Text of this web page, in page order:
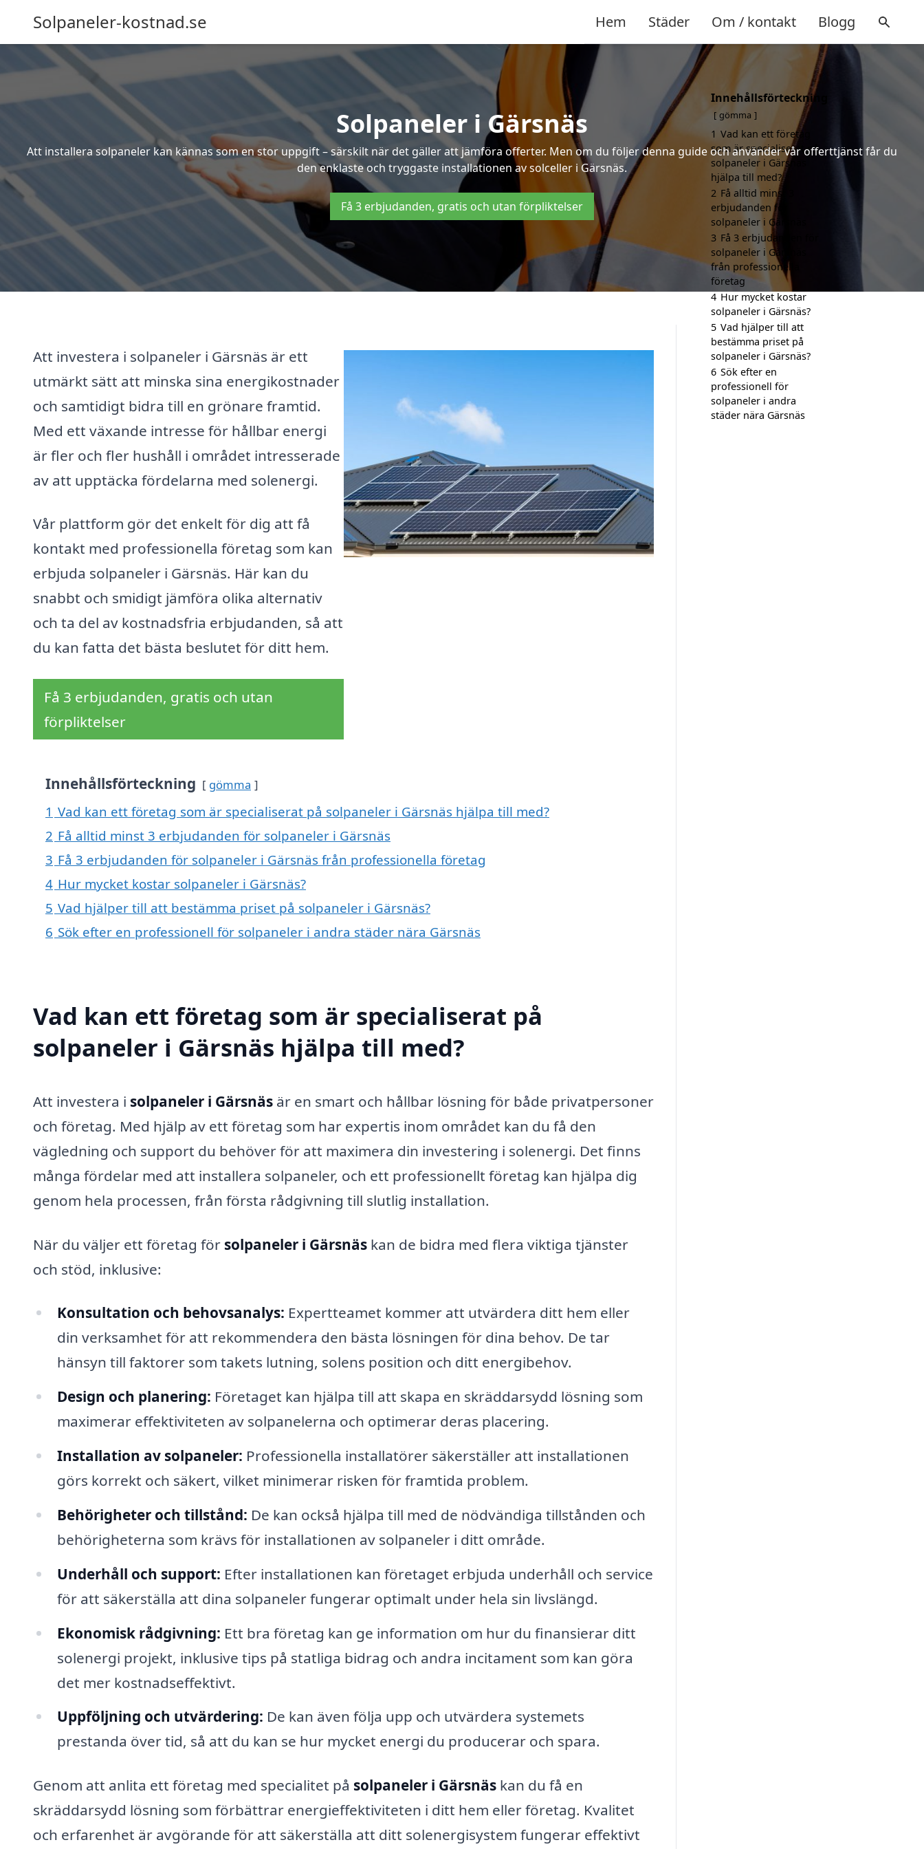
Solpaneler-kostnad.se Hem Städer Om / kontakt Blogg
Solpaneler i Gärsnäs
Att installera solpaneler kan kännas som en stor uppgift – särskilt när det gäller att jämföra offerter. Men om du följer denna guide och använder vår offerttjänst får du
den enklaste och tryggaste installationen av solceller i Gärsnäs.
Få 3 erbjudanden, gratis och utan förpliktelser
Att investera i solpaneler i Gärsnäs är ett
utmärkt sätt att minska sina energikostnader
och samtidigt bidra till en grönare framtid.
Med ett växande intresse för hållbar energi
är fler och fler hushåll i området intresserade
av att upptäcka fördelarna med solenergi.
Vår plattform gör det enkelt för dig att få
kontakt med professionella företag som kan
erbjuda solpaneler i Gärsnäs. Här kan du
snabbt och smidigt jämföra olika alternativ
och ta del av kostnadsfria erbjudanden, så att
du kan fatta det bästa beslutet för ditt hem.
Få 3 erbjudanden, gratis och utan
förpliktelser
Innehållsförteckning gömma
1 Vad kan ett företag som är specialiserat på solpaneler i Gärsnäs hjälpa till med?
2 Få alltid minst 3 erbjudanden för solpaneler i Gärsnäs
3 Få 3 erbjudanden för solpaneler i Gärsnäs från professionella företag
4 Hur mycket kostar solpaneler i Gärsnäs?
5 Vad hjälper till att bestämma priset på solpaneler i Gärsnäs?
6 Sök efter en professionell för solpaneler i andra städer nära Gärsnäs
Vad kan ett företag som är specialiserat på
solpaneler i Gärsnäs hjälpa till med?
Att investera i solpaneler i Gärsnäs är en smart och hållbar lösning för både privatpersoner
och företag. Med hjälp av ett företag som har expertis inom området kan du få den
vägledning och support du behöver för att maximera din investering i solenergi. Det finns
många fördelar med att installera solpaneler, och ett professionellt företag kan hjälpa dig
genom hela processen, från första rådgivning till slutlig installation.
När du väljer ett företag för solpaneler i Gärsnäs kan de bidra med flera viktiga tjänster
och stöd, inklusive:
Konsultation och behovsanalys: Expertteamet kommer att utvärdera ditt hem eller
din verksamhet för att rekommendera den bästa lösningen för dina behov. De tar
hänsyn till faktorer som takets lutning, solens position och ditt energibehov.
Design och planering: Företaget kan hjälpa till att skapa en skräddarsydd lösning som
maximerar effektiviteten av solpanelerna och optimerar deras placering.
Installation av solpaneler: Professionella installatörer säkerställer att installationen
görs korrekt och säkert, vilket minimerar risken för framtida problem.
Behörigheter och tillstånd: De kan också hjälpa till med de nödvändiga tillstånden och
behörigheterna som krävs för installationen av solpaneler i ditt område.
Underhåll och support: Efter installationen kan företaget erbjuda underhåll och service
för att säkerställa att dina solpaneler fungerar optimalt under hela sin livslängd.
Ekonomisk rådgivning: Ett bra företag kan ge information om hur du finansierar ditt
solenergi projekt, inklusive tips på statliga bidrag och andra incitament som kan göra
det mer kostnadseffektivt.
Uppföljning och utvärdering: De kan även följa upp och utvärdera systemets
prestanda över tid, så att du kan se hur mycket energi du producerar och spara.
Genom att anlita ett företag med specialitet på solpaneler i Gärsnäs kan du få en
skräddarsydd lösning som förbättrar energieffektiviteten i ditt hem eller företag. Kvalitet
och erfarenhet är avgörande för att säkerställa att ditt solenergisystem fungerar effektivt
Innehållsförteckning
gömma
1 Vad kan ett företag
som är specialiserat på
solpaneler i Gärsnäs
hjälpa till med?
2 Få alltid minst 3
erbjudanden för
solpaneler i Gärsnäs
3 Få 3 erbjudanden för
solpaneler i Gärsnäs
från professionella
företag
4 Hur mycket kostar
solpaneler i Gärsnäs?
5 Vad hjälper till att
bestämma priset på
solpaneler i Gärsnäs?
6 Sök efter en
professionell för
solpaneler i andra
städer nära Gärsnäs